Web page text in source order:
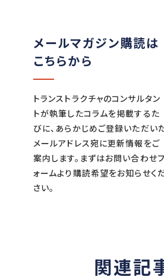
メールマガジン購読は
こちらから
トランストラクチャのコンサルタン
トが執筆したコラムを掲載するた
びに、あらかじめご登録いただい
メールアドレス宛に更新情報をご
案内します。まずはお問い合わせフ
ォームより購読希望をお知らせく
さい。
関連記